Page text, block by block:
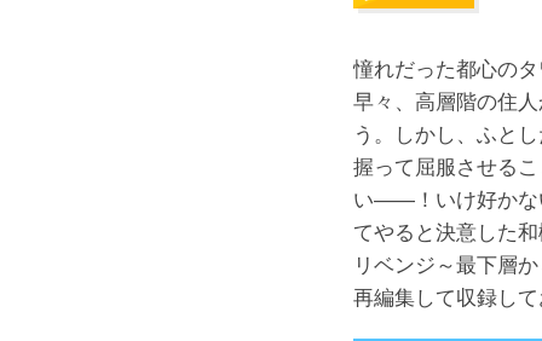
憧れだった都心の
早々、高層階の住
う。しかし、ふと
握って屈服させる
い――！いけ好かな
てやると決意した
リベンジ～最下層
再編集して収録し